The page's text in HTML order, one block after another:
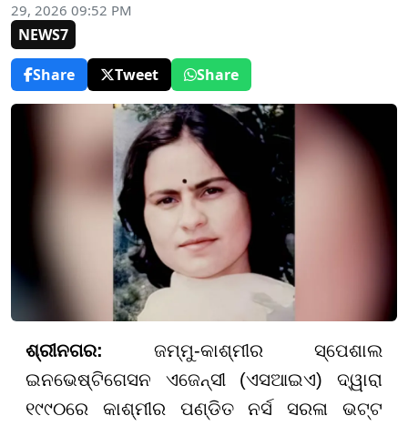
29, 2026 09:52 PM
NEWS7
Share
Tweet Share
ଶ୍ରୀନଗର: ଜମ୍ମୁ-କାଶ୍ମୀର ସ୍ପେଶାଲ
ଇନଭେଷ୍ଟିଗେସନ ଏଜେନ୍ସୀ (ଏସଆଇଏ) ଦ୍ୱାରା
୧୯୯୦ରେ କାଶ୍ମୀର ପଣ୍ଡିତ ନର୍ସ ସରଳା ଭଟ୍ଟ